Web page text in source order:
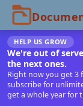
HELP US GROW
We're out of
the next ones.
Right now you get 3
subscribe for
get a whole year for